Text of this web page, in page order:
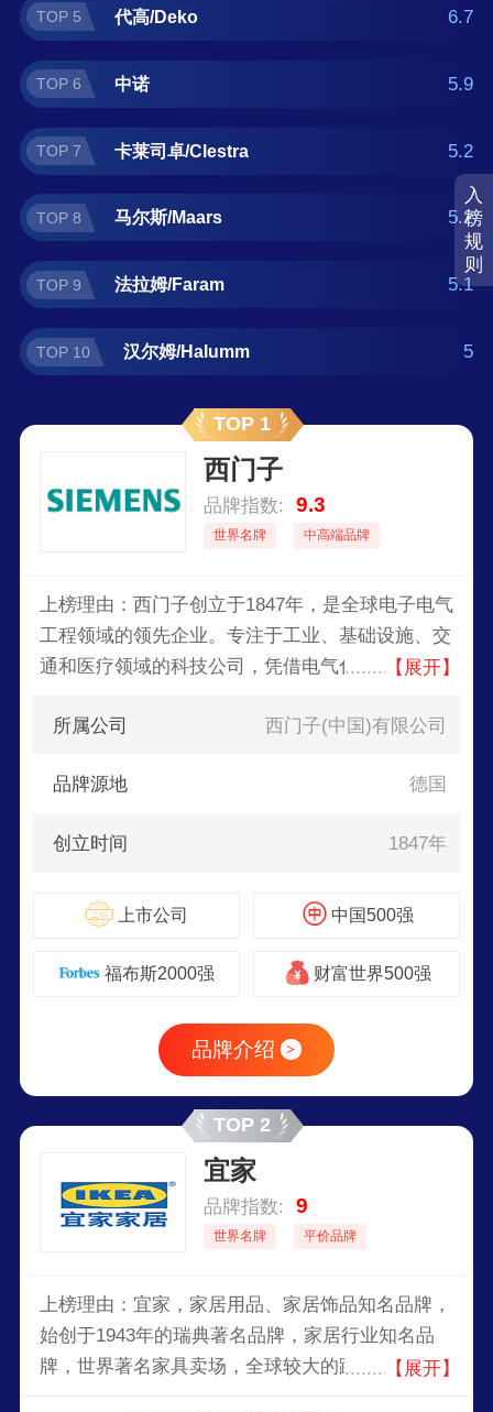
入
榜
规
则
TOP 5 代高/Deko 6.7
TOP 6 中诺 5.9
TOP 7 卡莱司卓/Clestra 5.2
TOP 8 马尔斯/Maars 5.2
TOP 9 法拉姆/Faram 5.1
TOP 10 汉尔姆/Halumm 5
TOP 1
西门子
品牌指数: 9.3
世界名牌 中高端品牌
上榜理由：西门子创立于1847年，是全球电子电气
工程领域的领先企业。专注于工业、基础设施、交
通和医疗领域的科技公司，凭借电气化、自动化和
工业自动化、驱动和软件等领域为客户提供解决方
【展开】
所属公司 西门子(中国)有限公司
品牌源地 德国
创立时间 1847年
上市公司 中国500强
福布斯2000强 财富世界500强
品牌介绍 >
TOP 2
宜家
品牌指数: 9
世界名牌 平价品牌
上榜理由：宜家，家居用品、家居饰品知名品牌，
始创于1943年的瑞典著名品牌，家居行业知名品
牌，世界著名家具卖场，全球较大的跨国性家居供
【展开】